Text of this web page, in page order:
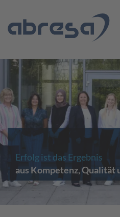
Erfolg ist das Ergebnis
aus Kompetenz, Qualität